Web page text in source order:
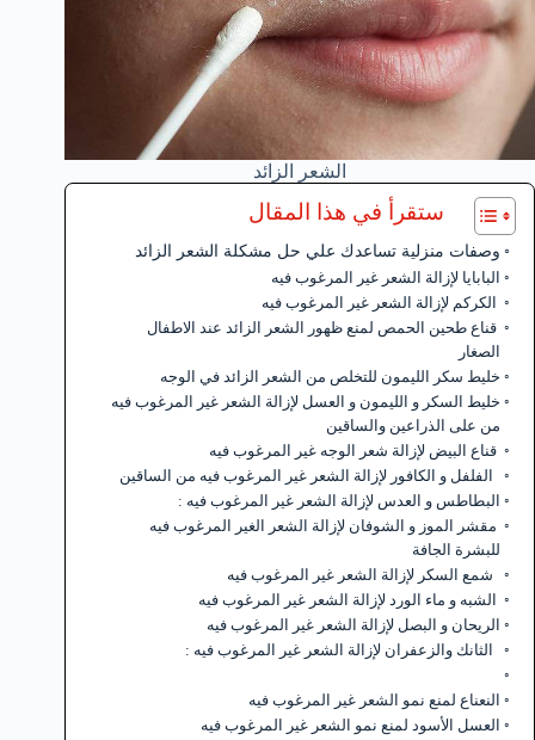
الشعر الزائد
ستقرأ في هذا المقال
وصفات منزلية تساعدك علي حل مشكلة الشعر الزائد
البابايا لإزالة الشعر غير المرغوب فيه
الكركم لإزالة الشعر غير المرغوب فيه
قناع طحين الحمص لمنع ظهور الشعر الزائد عند الاطفال
الصغار
خليط سكر الليمون للتخلص من الشعر الزائد في الوجه
خليط السكر و الليمون و العسل لإزالة الشعر غير المرغوب فيه
من على الذراعين والساقين
قناع البيض لإزالة شعر الوجه غير المرغوب فيه
الفلفل و الكافور لإزالة الشعر غير المرغوب فيه من الساقين
البطاطس و العدس لإزالة الشعر غير المرغوب فيه :
مقشر الموز و الشوفان لإزالة الشعر الغير المرغوب فيه
للبشرة الجافة
شمع السكر لإزالة الشعر غير المرغوب فيه
الشبه و ماء الورد لإزالة الشعر غير المرغوب فيه
الريحان و البصل لإزالة الشعر غير المرغوب فيه
الثانك والزعفران لإزالة الشعر غير المرغوب فيه :
النعناع لمنع نمو الشعر غير المرغوب فيه
العسل الأسود لمنع نمو الشعر غير المرغوب فيه